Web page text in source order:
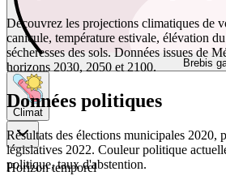
Brebis
Climat
Horizon temporel
Découvrez les projections climatiques de
canicule, température estivale, élévation
sécheresses des sols. Données issues de
horizons 2030, 2050 et 2100.
Données politiques
Résultats des élections municipales 2020,
législatives 2022. Couleur politique
politique, taux d'abstention.